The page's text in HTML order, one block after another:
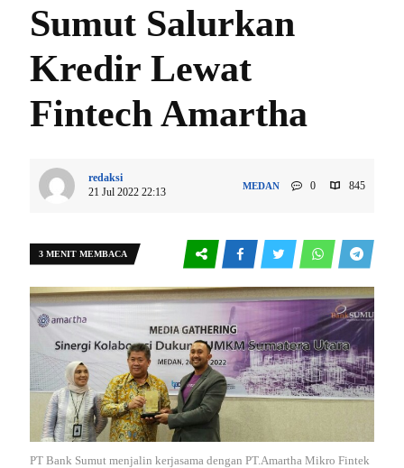
Sumut Salurkan
Kredir Lewat
Fintech Amartha
redaksi
21 Jul 2022 22:13
MEDAN 0 845
3 MENIT MEMBACA
PT Bank Sumut menjalin kerjasama dengan PT.Amartha Mikro Fintek